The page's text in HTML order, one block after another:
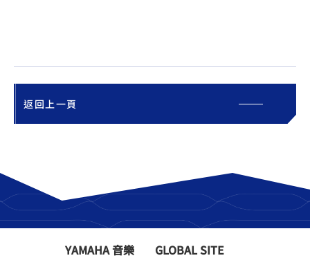
返回上一頁
YAMAHA 音樂 GLOBAL SITE